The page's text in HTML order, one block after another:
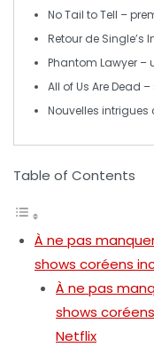
No Tail to Tell –
Retour de Single’s
Phantom Lawyer –
All of Us Are Dead –
Nouvelles
Table of Contents
À ne pas
shows coréens
À ne pas
shows
Netflix